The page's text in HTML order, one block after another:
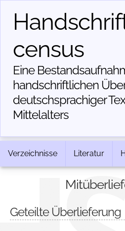
census
Eine
handschriftlichen
deutschsprachiger
Mittelalters
Verzeichnisse Literatur
Geteilte Überlieferung